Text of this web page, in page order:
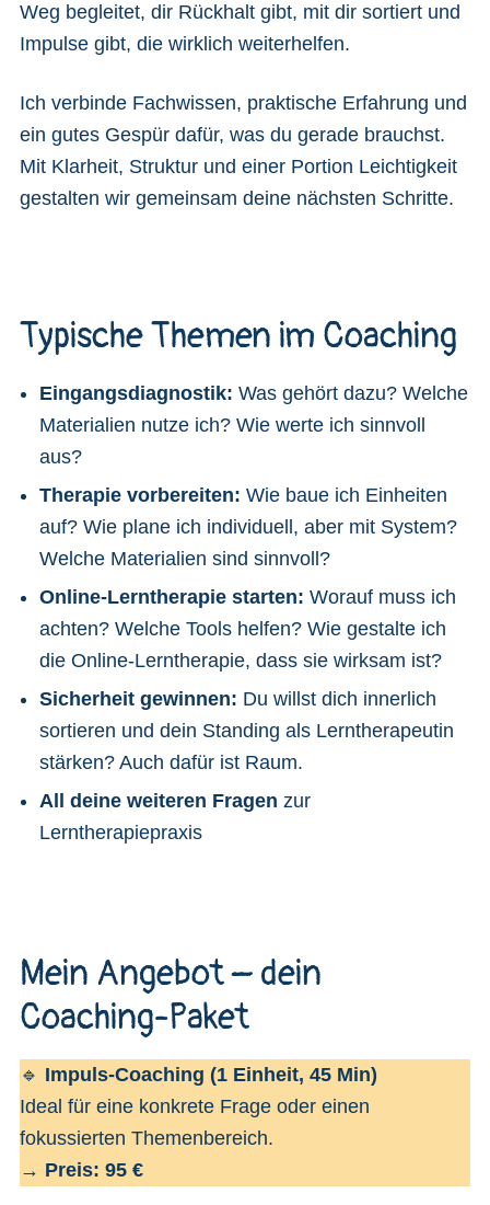
Weg begleitet, dir Rückhalt gibt, mit dir sortiert und
Impulse gibt, die wirklich weiterhelfen.
Ich verbinde Fachwissen, praktische Erfahrung und
ein gutes Gespür dafür, was du gerade brauchst.
Mit Klarheit, Struktur und einer Portion Leichtigkeit
gestalten wir gemeinsam deine nächsten Schritte.
Typische Themen im Coaching
Eingangsdiagnostik: Was gehört dazu? Welche
Materialien nutze ich? Wie werte ich sinnvoll
aus?
Therapie vorbereiten: Wie baue ich Einheiten
auf? Wie plane ich individuell, aber mit System?
Welche Materialien sind sinnvoll?
Online-Lerntherapie starten: Worauf muss ich
achten? Welche Tools helfen? Wie gestalte ich
die Online-Lerntherapie, dass sie wirksam ist?
Sicherheit gewinnen: Du willst dich innerlich
sortieren und dein Standing als Lerntherapeutin
stärken? Auch dafür ist Raum.
All deine weiteren Fragen zur
Lerntherapiepraxis
Mein Angebot – dein
Coaching-Paket
🔹 Impuls-Coaching (1 Einheit, 45 Min)
Ideal für eine konkrete Frage oder einen
fokussierten Themenbereich.
→ Preis: 95 €